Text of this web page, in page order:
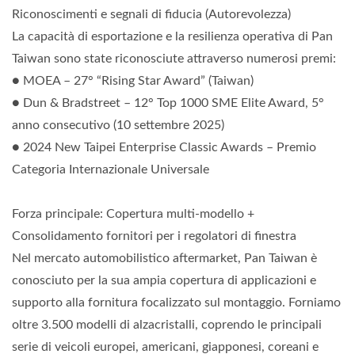
Riconoscimenti e segnali di fiducia (Autorevolezza)
La capacità di esportazione e la resilienza operativa di Pan
Taiwan sono state riconosciute attraverso numerosi premi:
● MOEA – 27° “Rising Star Award” (Taiwan)
● Dun & Bradstreet – 12° Top 1000 SME Elite Award, 5°
anno consecutivo (10 settembre 2025)
● 2024 New Taipei Enterprise Classic Awards – Premio
Categoria Internazionale Universale
Forza principale: Copertura multi-modello +
Consolidamento fornitori per i regolatori di finestra
Nel mercato automobilistico aftermarket, Pan Taiwan è
conosciuto per la sua ampia copertura di applicazioni e
supporto alla fornitura focalizzato sul montaggio. Forniamo
oltre 3.500 modelli di alzacristalli, coprendo le principali
serie di veicoli europei, americani, giapponesi, coreani e